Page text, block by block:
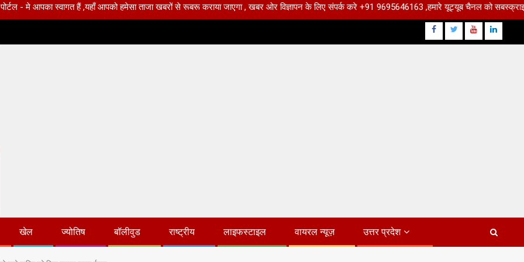
स्वागत हैं ,यहाँ आपको हमेसा ताजा खबरों से रूबरू कराया जाएगा , खबर ओर विज्ञापन के लिए संपर्क करे +91 9695646163 ,हमारे यूट्यूब चैनल को सबस्क्राइब करें, साथ
Facebook
TwitterYoutubeLinkdin
खेल ज्योतिष बॉलीवुड राष्ट्रीय लाइफस्टाइल वायरल न्यूज़ उत्तर प्रदेश